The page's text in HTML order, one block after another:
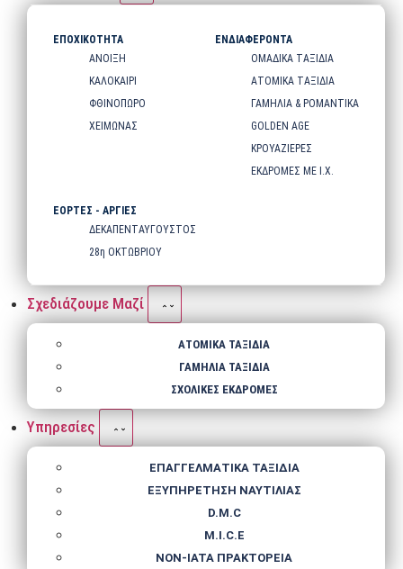
ΕΠΟΧΙΚΟΤΗΤΑ
ΑΝΟΙΞΗ
ΚΑΛΟΚΑΙΡΙ
ΦΘΙΝΟΠΩΡΟ
ΧΕΙΜΩΝΑΣ
ΕΝΔΙΑΦΕΡΟΝΤΑ
ΟΜΑΔΙΚΑ ΤΑΞΙΔΙΑ
ΑΤΟΜΙΚΑ ΤΑΞΙΔΙΑ
ΓΑΜΗΛΙΑ & ΡΟΜΑΝΤΙΚΑ
GOLDEN AGE
ΚΡΟΥΑΖΙΕΡΕΣ
ΕΚΔΡΟΜΕΣ ΜΕ Ι.Χ.
ΕΟΡΤΕΣ - ΑΡΓΙΕΣ
ΔΕΚΑΠΕΝΤΑΥΓΟΥΣΤΟΣ
28η ΟΚΤΩΒΡΙΟΥ
Σχεδιάζουμε Μαζί
ΑΤΟΜΙΚΑ ΤΑΞΙΔΙΑ
ΓΑΜΗΛΙΑ ΤΑΞΙΔΙΑ
ΣΧΟΛΙΚΕΣ ΕΚΔΡΟΜΕΣ
Υπηρεσίες
ΕΠΑΓΓΕΛΜΑΤΙΚΑ ΤΑΞΙΔΙΑ
ΕΞΥΠΗΡΕΤΗΣΗ ΝΑΥΤΙΛΙΑΣ
D.M.C
M.I.C.E
NΟΝ-IATA ΠΡΑΚΤΟΡΕΙΑ